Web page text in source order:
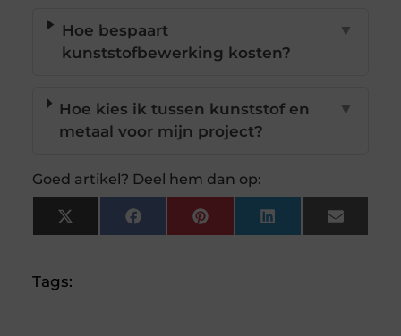
Hoe bespaart
kunststofbewerking kosten?
▼
Hoe kies ik tussen kunststof en
metaal voor mijn project?
▼
Goed artikel? Deel hem dan op:
X
(Twitter)
FacebookPinterestLinkedInEmail
Tags: